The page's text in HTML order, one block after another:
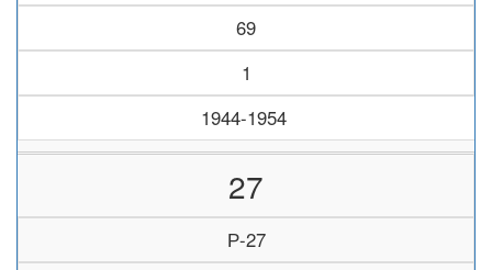
69
1
1944-1954
27
Р-27